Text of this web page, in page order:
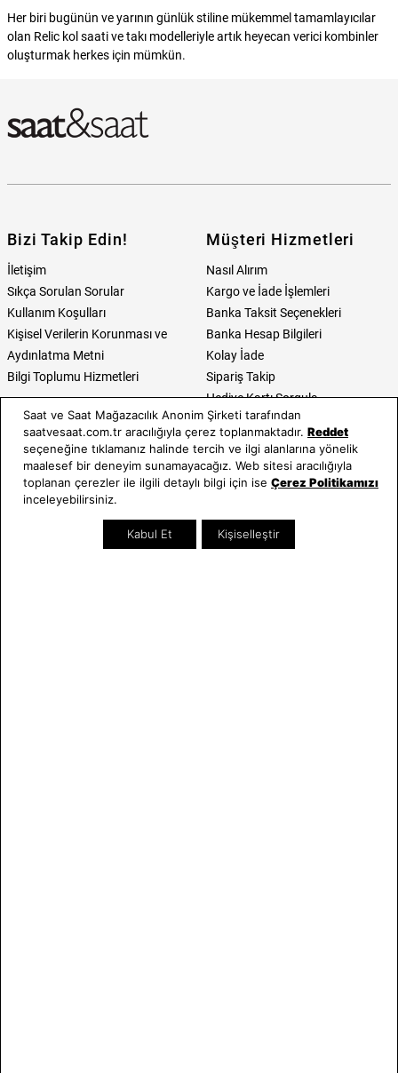
Her biri bugünün ve yarının günlük stiline mükemmel tamamlayıcılar
olan Relic kol saati ve takı modelleriyle artık heyecan verici kombinler
oluşturmak herkes için mümkün.
Bizi Takip Edin!
İletişim
Sıkça Sorulan Sorular
Kullanım Koşulları
Kişisel Verilerin Korunması ve
Aydınlatma Metni
Bilgi Toplumu Hizmetleri
Müşteri Hizmetleri
Nasıl Alırım
Kargo ve İade İşlemleri
Banka Taksit Seçenekleri
Banka Hesap Bilgileri
Kolay İade
Sipariş Takip
Hediye Kartı Sorgula
E-Garanti ve E-Fatura
Kullanım Kılavuzları
Saat ve Saat
Hakkımızda
Kategoriler
Kadın Saat
Tüm Ürünler
Saat ve Saat Mağazacılık Anonim Şirketi tarafından
saatvesaat.com.tr aracılığıyla çerez toplanmaktadır. Reddet
seçeneğine tıklamanız halinde tercih ve ilgi alanlarına yönelik
maalesef bir deneyim sunamayacağız. Web sitesi aracılığıyla
toplanan çerezler ile ilgili detaylı bilgi için ise Çerez Politikamızı
inceleyebilirsiniz.
Kabul Et Kişiselleştir